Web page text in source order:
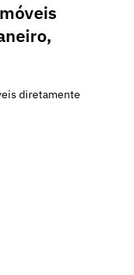
diretamente